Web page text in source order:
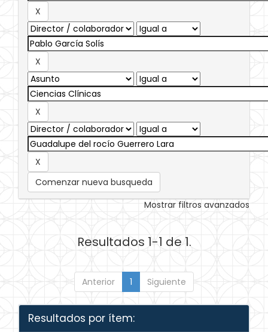
Comenzar nueva busqueda
Mostrar filtros avanzados
Resultados 1-1 de 1.
Anterior 1 Siguiente
Resultados por ítem: